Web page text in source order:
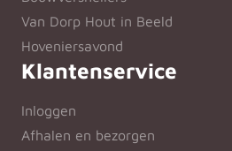
Van Dorp Hout in Beeld
Hoveniersavond
Klantenservice
Inloggen
Afhalen en bezorgen